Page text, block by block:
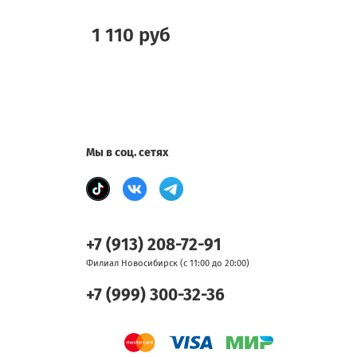
1 110 руб
Мы в соц. сетях
+7 (913) 208-72-91
Филиал Новосибирск (с 11:00 до 20:00)
+7 (999) 300-32-36